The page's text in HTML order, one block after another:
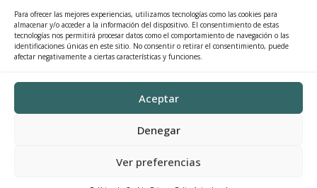
Para ofrecer las mejores experiencias, utilizamos tecnologías como las cookies para
almacenar y/o acceder a la información del dispositivo. El consentimiento de estas
tecnologías nos permitirá procesar datos como el comportamiento de navegación o las
identificaciones únicas en este sitio. No consentir o retirar el consentimiento, puede
afectar negativamente a ciertas características y funciones.
Aceptar
Denegar
Ver preferencias
Facebook
Instragram
Cosas de casa
Búscalo